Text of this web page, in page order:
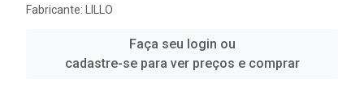
Fabricante:
LILLO
Faça seu login ou
cadastre-se para ver preços e comprar